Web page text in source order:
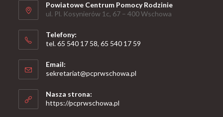
Powiatowe Centrum Pomocy Rodzinie
ul. Pl. Kosynierów 1c, 67 – 400 Wschowa
Telefony:
tel. 65 540 17 58, 65 540 17 59
Email:
sekretariat@pcprwschowa.pl
Nasza strona:
https://pcprwschowa.pl